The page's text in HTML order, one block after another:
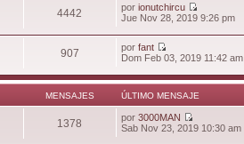
4442 porionutchircu
Jue Nov 28, 2019 9:26 pm
907 porfant
Dom Feb 03, 2019 11:42 am
MENSAJES ÚLTIMO MENSAJE
1378 por3000MAN
Sab Nov 23, 2019 10:30 am